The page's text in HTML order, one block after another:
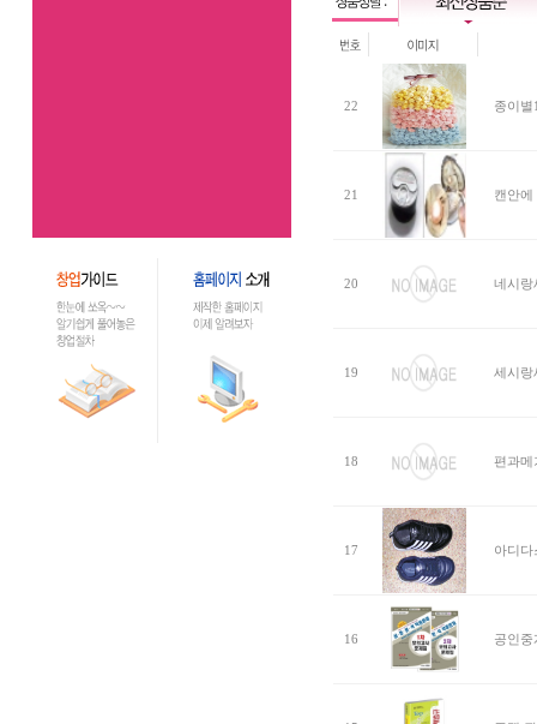
22 종이별
21 캔안에
20 네시랑
19 세시랑
18 편과메
17 아디다
16 공인